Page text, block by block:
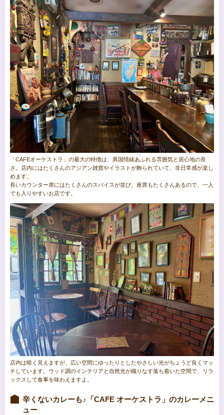
「CAFEオーケストラ」の最大の特徴は、異国情緒あふれる雰囲気と居心地の良
さ。店内にはたくさんのアジアン雑貨やイラストが飾られていて、非日常感が楽し
めます。
長いカウンター席にはたくさんのスパイスが並び、座席もたくさんあるので、一人
でも入りやすいお店です。
店内は暗く見えますが、広い空間にゆったりとしたやさしい光がちょうど良くマッ
チしています。ウッド調のインテリアと自然光が織りなす落ち着いた空間で、リラ
ックスして食事を味わえますよ。
辛くないカレーも♪「CAFE オーケストラ」のカレーメニ
ュー